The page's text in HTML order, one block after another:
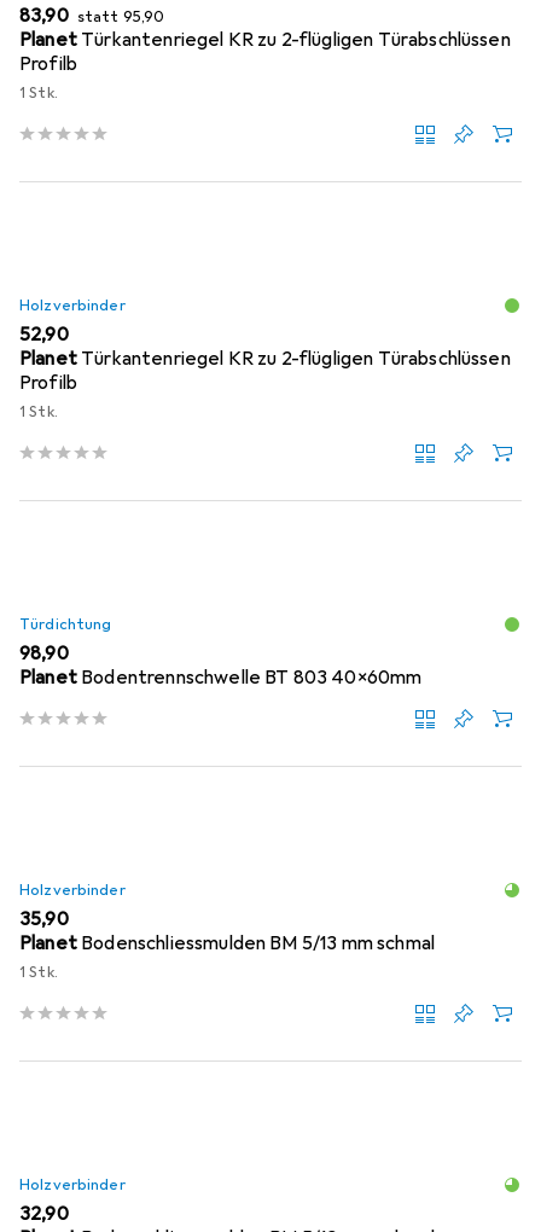
EUR
83,90 statt EUR
95,90
Planet Türkantenriegel KR zu 2-flügligen Türabschlüssen
Profilb
1 Stk.
Holzverbinder
EUR
52,90
Planet Türkantenriegel KR zu 2-flügligen Türabschlüssen
Profilb
1 Stk.
Türdichtung
EUR
98,90
Planet Bodentrennschwelle BT 803 40x60mm
Holzverbinder
EUR
35,90
Planet Bodenschliessmulden BM 5/13 mm schmal
1 Stk.
Holzverbinder
EUR
32,90